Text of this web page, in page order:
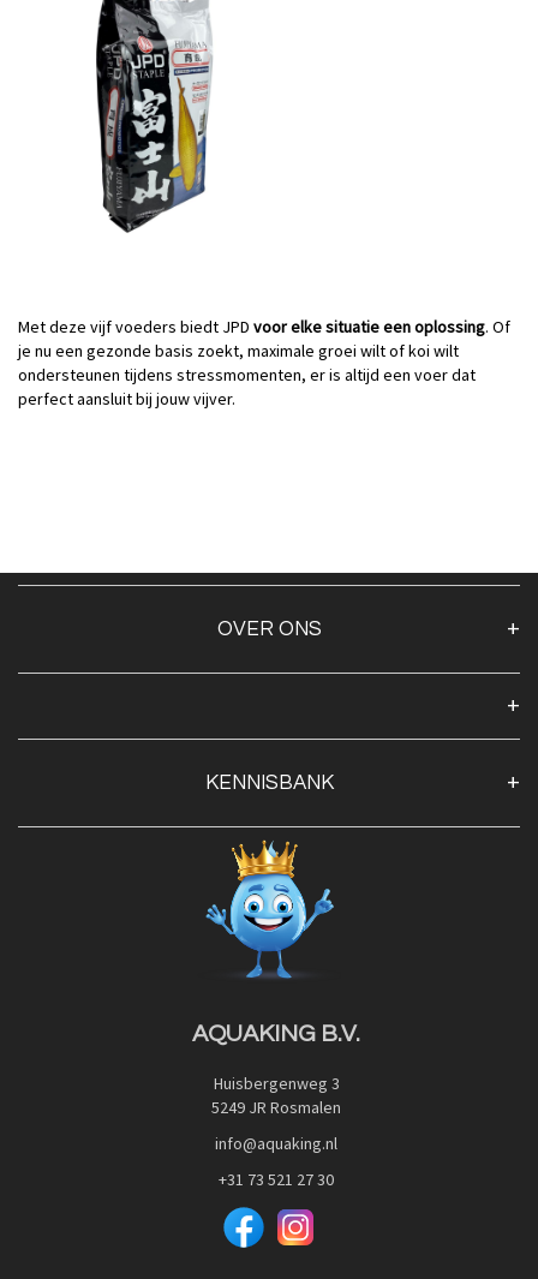
Met deze vijf voeders biedt JPD voor elke situatie een oplossing. Of
je nu een gezonde basis zoekt, maximale groei wilt of koi wilt
ondersteunen tijdens stressmomenten, er is altijd een voer dat
perfect aansluit bij jouw vijver.
OVER ONS
Openingstijden
Contact
Privacy Policy
Veilig betalen met:
KENNISBANK
Blog
Advies
Red Label Filter Series
Nishikigoi-Ô
JPD Japan Pet Design
AQUAKING B.V.
Huisbergenweg 3
5249 JR Rosmalen
info@aquaking.nl
+31 73 521 27 30